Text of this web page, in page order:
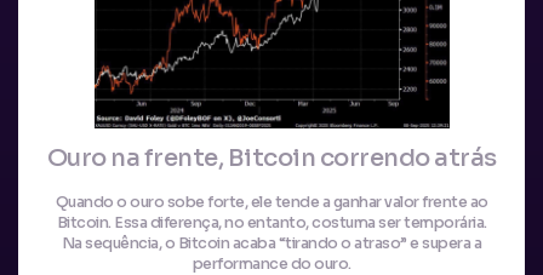
Ouro na frente, Bitcoin correndo atrás
Quando o ouro sobe forte, ele tende a ganhar valor frente ao
Bitcoin. Essa diferença, no entanto, costuma ser temporária.
Na sequência, o Bitcoin acaba “tirando o atraso” e supera a
performance do ouro.